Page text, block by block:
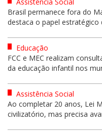
Brasil permanece fora do
destaca o papel estratégico
Educação
FCC e MEC realizam
da educação infantil nos
Assistência Social
Ao completar 20 anos, Lei
civilizatório, mas precisa